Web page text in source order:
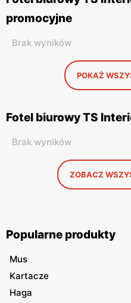
promocyjne
Brak wyników
POKAŻ
Fotel biurowy TS
Brak wyników
ZOBACZ
Popularne produkty
Mus
Kartacze
Haga